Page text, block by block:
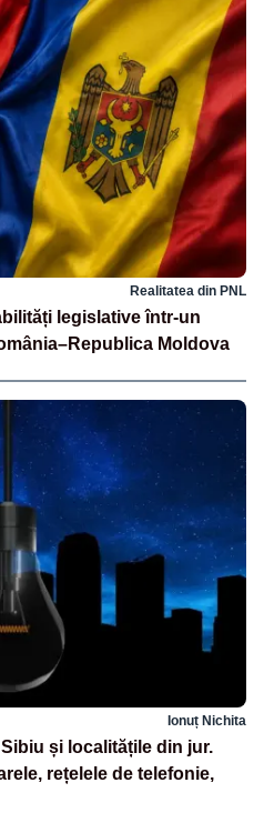
Realitatea din PNL
legislative într-un
Moldova
Ionuț Nichita
și localitățile din jur.
rețelele de telefonie,